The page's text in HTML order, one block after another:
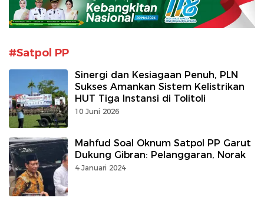
#Satpol PP
Sinergi dan Kesiagaan Penuh, PLN
Sukses Amankan Sistem Kelistrikan
HUT Tiga Instansi di Tolitoli
10 Juni 2026
Mahfud Soal Oknum Satpol PP Garut
Dukung Gibran: Pelanggaran, Norak
4 Januari 2024